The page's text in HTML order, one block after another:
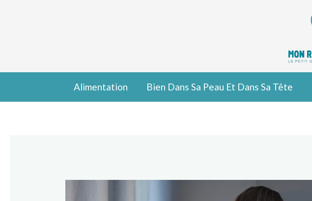
Alimentation Bien Dans Sa Peau Et Dans Sa Tête